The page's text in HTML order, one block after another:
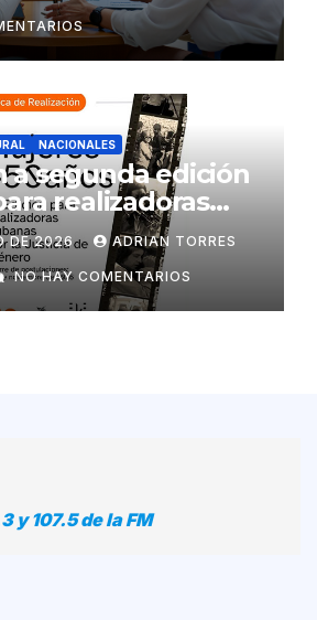
NACIONALES
a segunda edición
realizadoras
50 años
DE 2026 ADRIAN TORRES
NO HAY COMENTARIOS
y 107.5 de la FM